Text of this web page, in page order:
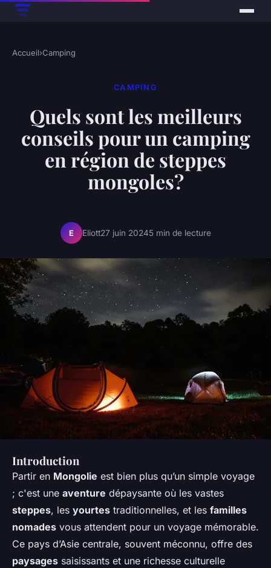
Accueil›Camping
CAMPING
Quels sont les meilleurs
conseils pour un camping
en région de steppes
mongoles?
E Eliott27 juin 20245 min de lecture
Introduction
Partir en Mongolie est bien plus qu’un simple voyage
; c'est une aventure dépaysante où les vastes
steppes, les yourtes traditionnelles, et les familles
nomades vous attendent pour un voyage mémorable.
Ce pays d’Asie centrale, souvent méconnu, offre des
paysages saisissants et une richesse culturelle